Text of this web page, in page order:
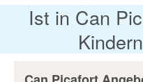
Ist in Can